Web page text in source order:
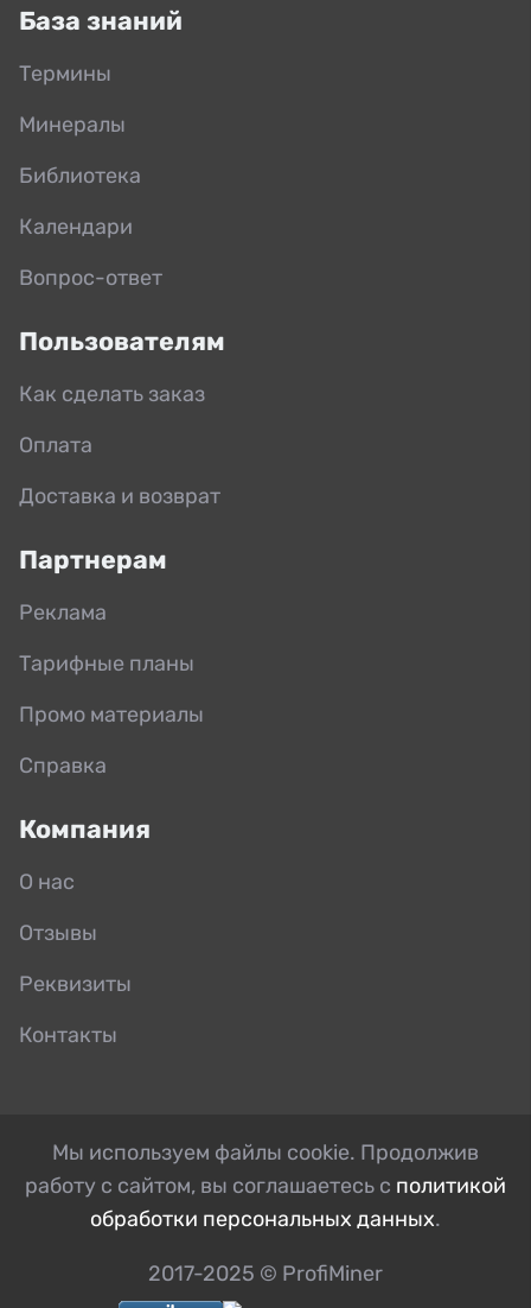
База знаний
Термины
Минералы
Библиотека
Календари
Вопрос-ответ
Пользователям
Как сделать заказ
Оплата
Доставка и возврат
Партнерам
Реклама
Тарифные планы
Промо материалы
Справка
Компания
О нас
Отзывы
Реквизиты
Контакты
Мы используем файлы cookie. Продолжив
работу с сайтом, вы соглашаетесь с политикой
обработки персональных данных.
2017-2025 © ProfiMiner